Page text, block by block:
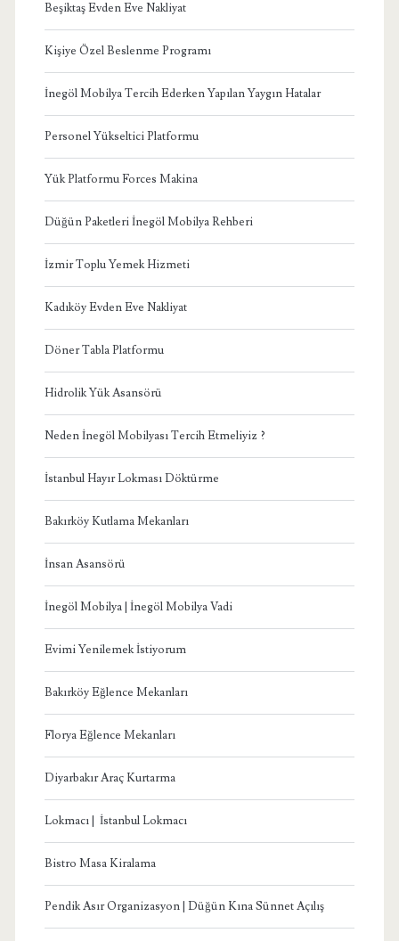
Beşiktaş Evden Eve Nakliyat
Kişiye Özel Beslenme Programı
İnegöl Mobilya Tercih Ederken Yapılan Yaygın Hatalar
Personel Yükseltici Platformu
Yük Platformu Forces Makina
Düğün Paketleri İnegöl Mobilya Rehberi
İzmir Toplu Yemek Hizmeti
Kadıköy Evden Eve Nakliyat
Döner Tabla Platformu
Hidrolik Yük Asansörü
Neden İnegöl Mobilyası Tercih Etmeliyiz ?
İstanbul Hayır Lokması Döktürme
Bakırköy Kutlama Mekanları
İnsan Asansörü
İnegöl Mobilya | İnegöl Mobilya Vadi
Evimi Yenilemek İstiyorum
Bakırköy Eğlence Mekanları
Florya Eğlence Mekanları
Diyarbakır Araç Kurtarma
Lokmacı | İstanbul Lokmacı
Bistro Masa Kiralama
Pendik Asır Organizasyon | Düğün Kına Sünnet Açılış